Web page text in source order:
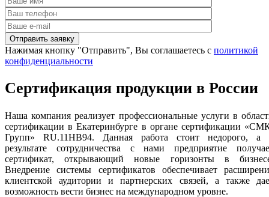
Нажимая кнопку "Отправить", Вы соглашаетесь с политикой
конфиденциальности
Сертификация продукции в России
Наша компания реализует профессиональные услуги в
сертификации в Екатеринбурге в органе сертификации
Групп» RU.11НВ94. Данная работа стоит недорого, а
результате сотрудничества с нами предприятие
сертификат, открывающий новые горизонты в
Внедрение системы сертификатов обеспечивает
клиентской аудитории и партнерских связей, а также
возможность вести бизнес на международном уровне.